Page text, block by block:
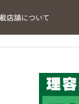
店舗について